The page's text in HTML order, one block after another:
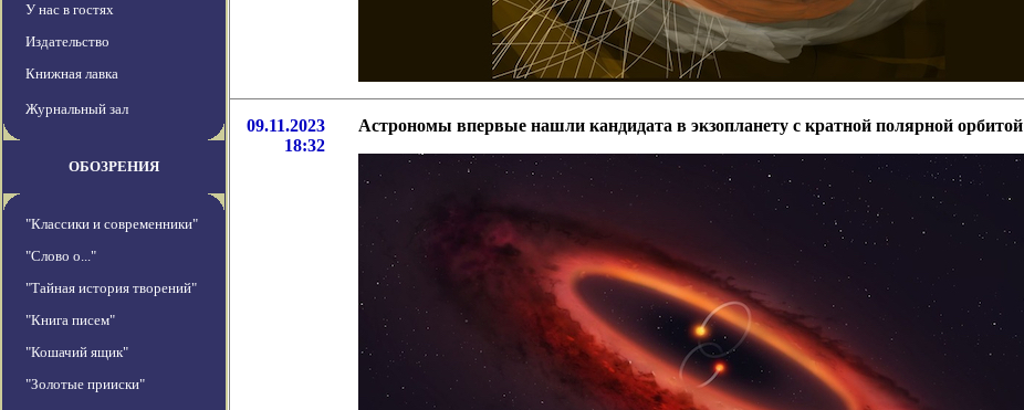
У нас в гостях
Издательство
Книжная лавка
Журнальный зал
ОБОЗРЕНИЯ
"Классики и современники"
"Слово о..."
"Тайная история творений"
"Книга писем"
"Кошачий ящик"
"Золотые прииски"
09.11.2023
18:32
Астрономы впервые нашли кандидата в экзопланету с кратной полярной орбитой